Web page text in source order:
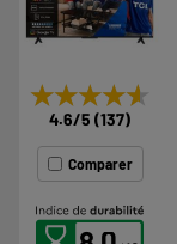
★★★★★
★★★★★
4.6/5 (137)
Comparer